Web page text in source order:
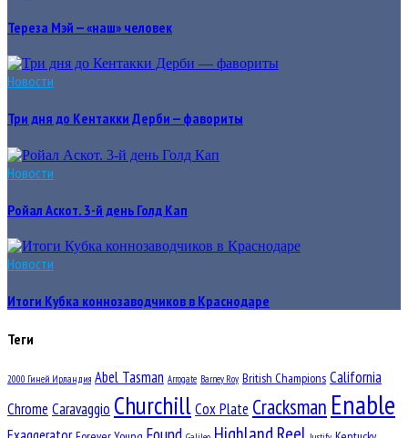
Тереза Мэй — «наш» человек
Новости
Три дня до Кентакки Дерби — фавориты
Новости
Ройал Аскот. 3-й день Голд Кап
Новости
Итоги Кубка коннозаводчиков в Краснодаре
Теги
2000 Гиней Ирландия Abel Tasman Arrogate Barney Roy British Champions California
Chrome Caravaggio ChurchillCox Plate Cracksman Enable